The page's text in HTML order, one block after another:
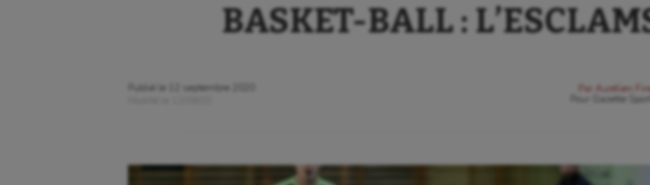
BASKET-BALL :
Publié le
12 septembre 2020
Par
Aurélien
Gazette Sports